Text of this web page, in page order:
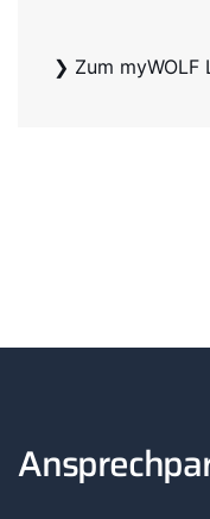
❯ Zum myWOLF